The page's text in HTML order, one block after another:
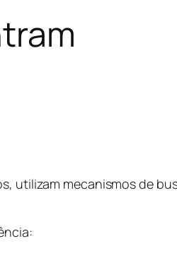
utilizam mecanismos de